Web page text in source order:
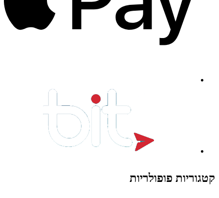
קטגוריות פופולריות